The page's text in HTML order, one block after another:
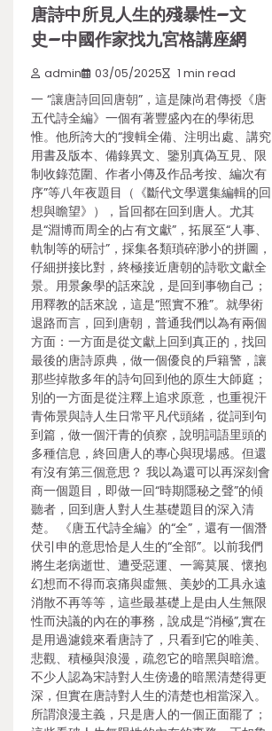
唐詩中所見人生的殘暴性–文
史–中國作家找九宮格講座網
admin 03/05/2025 1 min read
一 “讓唐詩回回唐朝”，這是陳尚君傳授《唐
五代詩全編》一個有著豐盛內在的學術思
惟。他所誇大的“搜輯全備、注明出處、講究
用書及版本、備錄異文、鑒別真偽互見、限
制收錄范圍、作者小傳及作品考按、編次有
序”等八年夜題目（《斷代文學選集編輯的回
想與瞻望》），旨回都在回到唐人。尤其
是“淵博而周全的占有文獻”，拓展至“人事、
軌制等的研討”，採集各類瑣碎渺小的拼圖，
仔細拼接比對，終極接近唐朝的詩歌文獻全
景。用景象學的話來說，是回到事物自己；
用釋教的話來說，這是“照實不雅”。就學術
退路而言，回到唐朝，普通我們以為有兩個
方面：一方面是從文獻上回到真正的，找回
最後的唐詩原典，做一個優良的戶籍警，讓
那些掉散多年的詩句回到他的原生大師庭；
別的一方面是從注釋上追求原意，也重視汗
青佈景與詩人生日常平凡代頭緒，從詞到句
到篇，做一個汗青的偵察，說明詞語里頭的
多種信息，終回唐人的專心與現場感。但還
有沒有第三個意思？ 我以為還可以再深刻會
商一個題目，即做一回“時期隱秘之聲”的傾
聽者，回到唐人對人生基礎題目的深入清
楚。 《唐五代詩全編》的“全”，還有一個潛
伏引申的意思恰是人生的“全部”。以前我們
將生老病逝世、遭受惡運、一籌莫展、懷抱
幻想而不得而哀痛與虛無、美妙的工具永遠
消散不再等等，這些最基礎上是由人生無限
性而決議的內在的事務，說成是“消極”,實在
是用過濾鏡來看唐詩了，只看到它的唯美、
悲觀、積極與浪漫，疏忽它的暗黑與暗澹。
不少人認為宋詩對人生傍邊的暗黑清楚得更
深，但實在唐詩對人生的清楚也相當深入。
所謂浪漫主義，只是唐人的一個正面罷了；